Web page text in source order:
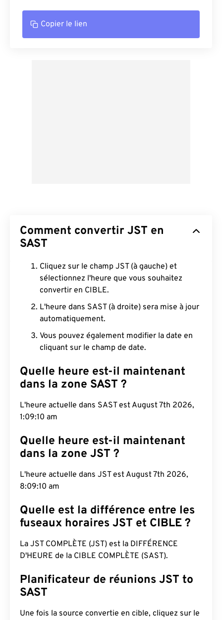
Copier le lien
Comment convertir JST en
SAST
Cliquez sur le champ JST (à gauche) et
sélectionnez l'heure que vous souhaitez
convertir en CIBLE.
L'heure dans SAST (à droite) sera mise à jour
automatiquement.
Vous pouvez également modifier la date en
cliquant sur le champ de date.
Quelle heure est-il maintenant
dans la zone SAST ?
L'heure actuelle dans SAST est August 7th 2026,
1:09:11 am
Quelle heure est-il maintenant
dans la zone JST ?
L'heure actuelle dans JST est August 7th 2026,
8:09:11 am
Quelle est la différence entre les
fuseaux horaires JST et CIBLE ?
La JST COMPLÈTE (JST) est la DIFFÉRENCE
D'HEURE de la CIBLE COMPLÈTE (SAST).
Planificateur de réunions JST to
SAST
Une fois la source convertie en cible, cliquez sur le